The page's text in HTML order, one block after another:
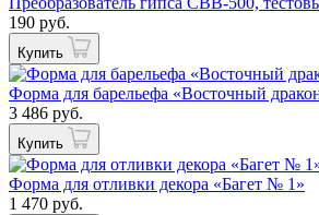
190 руб.
Купить
Форма для барельефа «Восточный
3 486 руб.
Купить
Форма для отливки декора «Багет № 1»
1 470 руб.